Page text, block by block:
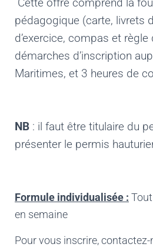
Cette offre comprend la
pédagogique (carte, livrets
d’exercice, compas et
démarches d’inscription
Maritimes, et 3 heures de
NB : il faut être titulaire du
présenter le permis
Formule individualisée :
en semaine
Pour vous inscrire, contactez-